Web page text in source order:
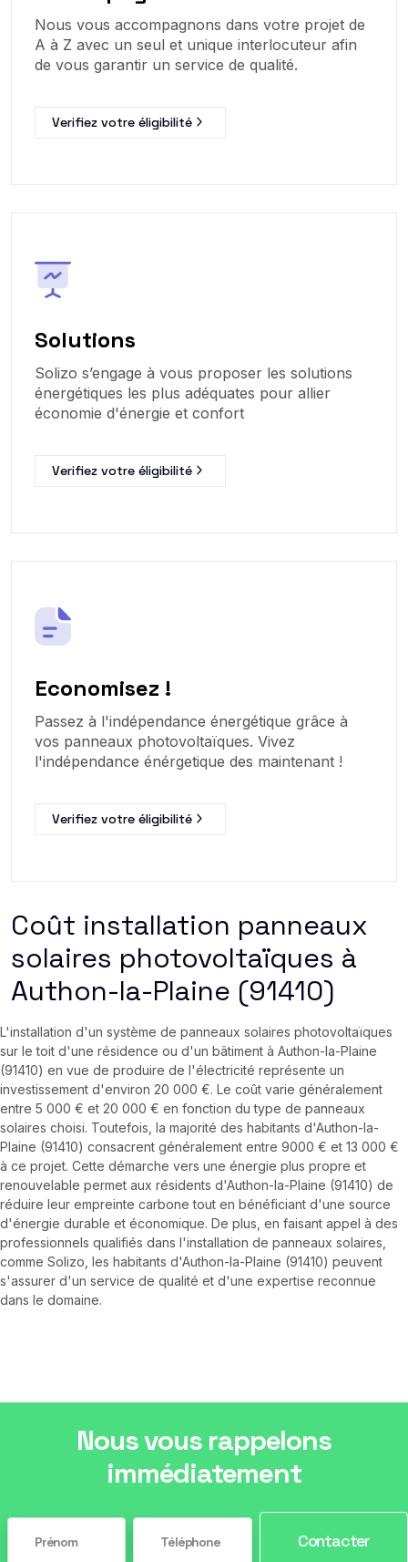
Nous vous accompagnons dans votre projet de
A à Z avec un seul et unique interlocuteur afin
de vous garantir un service de qualité.
Verifiez votre éligibilité
Solutions
Solizo s’engage à vous proposer les solutions
énergétiques les plus adéquates pour allier
économie d'énergie et confort
Verifiez votre éligibilité
Economisez !
Passez à l'indépendance énergétique grâce à
vos panneaux photovoltaïques. Vivez
l'indépendance énérgetique des maintenant !
Verifiez votre éligibilité
Coût installation panneaux
solaires photovoltaïques à
Authon-la-Plaine (91410)
L'installation d'un système de panneaux solaires photovoltaïques
sur le toit d'une résidence ou d'un bâtiment à Authon-la-Plaine
(91410) en vue de produire de l'électricité représente un
investissement d'environ 20 000 €. Le coût varie généralement
entre 5 000 € et 20 000 € en fonction du type de panneaux
solaires choisi. Toutefois, la majorité des habitants d'Authon-la-
Plaine (91410) consacrent généralement entre 9000 € et 13 000 €
à ce projet. Cette démarche vers une énergie plus propre et
renouvelable permet aux résidents d'Authon-la-Plaine (91410) de
réduire leur empreinte carbone tout en bénéficiant d'une source
d'énergie durable et économique. De plus, en faisant appel à des
professionnels qualifiés dans l'installation de panneaux solaires,
comme Solizo, les habitants d'Authon-la-Plaine (91410) peuvent
s'assurer d'un service de qualité et d'une expertise reconnue
dans le domaine.
Nous vous rappelons
immédiatement
Contacter